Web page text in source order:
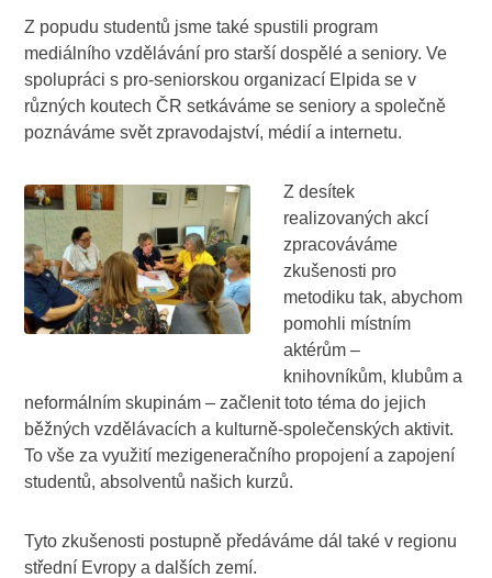
Z popudu studentů jsme také spustili program
mediálního vzdělávání pro starší dospělé a seniory. Ve
spolupráci s pro-seniorskou organizací Elpida se v
různých koutech ČR setkáváme se seniory a společně
poznáváme svět zpravodajství, médií a internetu.
Z desítek
realizovaných akcí
zpracováváme
zkušenosti pro
metodiku tak, abychom
pomohli místním
aktérům –
knihovníkům, klubům a
neformálním skupinám – začlenit toto téma do jejich
běžných vzdělávacích a kulturně-společenských aktivit.
To vše za využití mezigeneračního propojení a zapojení
studentů, absolventů našich kurzů.
Tyto zkušenosti postupně předáváme dál také v regionu
střední Evropy a dalších zemí.